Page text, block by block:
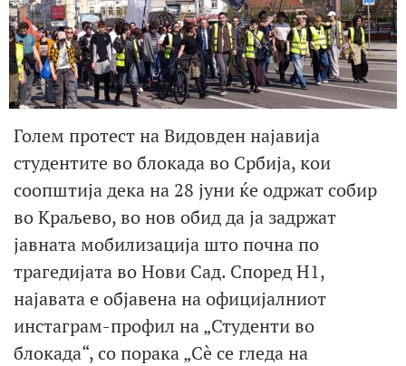
Голем протест на Видовден најавија
студентите во блокада во Србија, кои
соопштија дека на 28 јуни ќе одржат собир
во Краљево, во нов обид да ја задржат
јавната мобилизација што почна по
трагедијата во Нови Сад. Според Н1,
најавата е објавена на официјалниот
инстаграм-профил на „Студенти во
блокада“, со порака „Сè се гледа на